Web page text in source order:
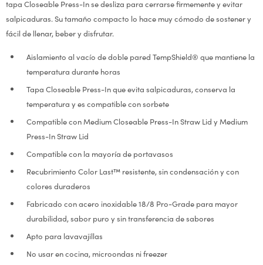
tapa Closeable Press-In se desliza para cerrarse firmemente y evitar
salpicaduras. Su tamaño compacto lo hace muy cómodo de sostener y
fácil de llenar, beber y disfrutar.
Aislamiento al vacío de doble pared TempShield® que mantiene la
temperatura durante horas
Tapa Closeable Press-In que evita salpicaduras, conserva la
temperatura y es compatible con sorbete
Compatible con Medium Closeable Press-In Straw Lid y Medium
Press-In Straw Lid
Compatible con la mayoría de portavasos
Recubrimiento Color Last™ resistente, sin condensación y con
colores duraderos
Fabricado con acero inoxidable 18/8 Pro-Grade para mayor
durabilidad, sabor puro y sin transferencia de sabores
Apto para lavavajillas
No usar en cocina, microondas ni freezer